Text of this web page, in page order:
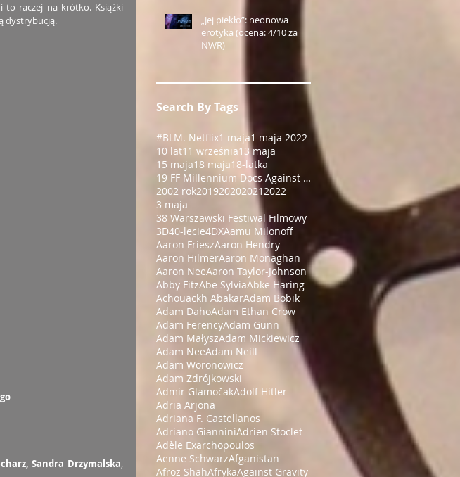
raczej na krótko. Książki
dystrybucją.
Sandra Drzymalska
„Jej piekło”: neonowa
erotyka (ocena: 4/10 za
NWR)
Search By Tags
#BLM. Netflix1 maja1 maja 2022
10 lat11 września13 maja
15 maja18 maja18-latka
19 FF Millennium Docs Against Gravity!
2002 rok201920202021 2022
3 maja
38 Warszawski Festiwal Filmowy
3D40-lecie4DXAamu Milonoff
Aaron FrieszAaron Hendry
Aaron HilmerAaron Monaghan
Aaron NeeAaron Taylor-Johnson
Abby FitzAbe SylviaAbke Haring
Achouackh AbakarAdam Bobik
Adam DahoAdam Ethan Crow
Adam FerencyAdam Gunn
Adam MałyszAdam Mickiewicz
Adam NeeAdam Neill
Adam Woronowicz
Adam Zdrójkowski
Admir GlamočakAdolf Hitler
Adria Arjona
Adriana F. Castellanos
Adriano GianniniAdrien Stoclet
Adèle Exarchopoulos
Aenne SchwarzAfganistan
Afroz ShahAfrykaAgainst Gravity